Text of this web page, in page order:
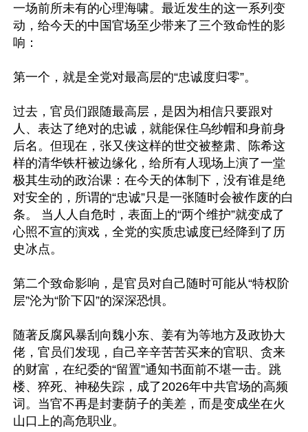
一场前所未有的心理海啸。最近发生的这一系列变
动，给今天的中国官场至少带来了三个致命性的影
响：
第一个，就是全党对最高层的“忠诚度归零”。
过去，官员们跟随最高层，是因为相信只要跟对
人、表达了绝对的忠诚，就能保住乌纱帽和身前身
后名。但现在，张又侠这样的世交被整肃、陈希这
样的清华铁杆被边缘化，给所有人现场上演了一堂
极其生动的政治课：在今天的体制下，没有谁是绝
对安全的，所谓的“忠诚”只是一张随时会被作废的白
条。 当人人自危时，表面上的“两个维护”就变成了
心照不宣的演戏，全党的实质忠诚度已经降到了历
史冰点。
第二个致命影响，是官员对自己随时可能从“特权阶
层”沦为“阶下囚”的深深恐惧。
随著反腐风暴刮向魏小东、姜有为等地方及政协大
佬，官员们发现，自己辛辛苦苦买来的官职、贪来
的财富，在纪委的“留置”通知书面前不堪一击。跳
楼、猝死、神秘失踪，成了2026年中共官场的高频
词。当官不再是封妻荫子的美差，而是变成坐在火
山口上的高危职业。